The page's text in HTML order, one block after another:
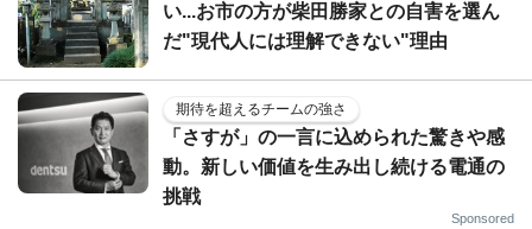
い...お市の方が柴田勝家との自害を選ん
だ"現代人には理解できない"理由
期待を超えるチームの強さ
「さすが」の一言に込められた驚きや感
動。新しい価値を生み出し続ける電通の
挑戦
Sponsored